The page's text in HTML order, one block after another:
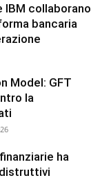
IBM collaborano
bancaria
Model: GFT
la
ha